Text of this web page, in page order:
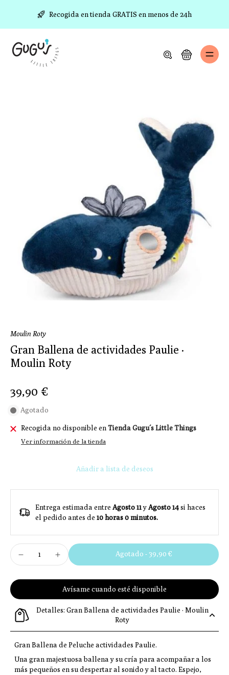
Recogida en tienda GRATIS en menos de 24h
Moulin Roty
Gran Ballena de actividades Paulie ·
Moulin Roty
39,90 €
Agotado
Recogida no disponible en Tienda Gugu´s Little Things
Ver información de la tienda
Añadir a lista de deseos
Entrega estimada entre Agosto 11yAgosto 14si haces
el pedido antes de 10 horas 0 minutos.
Agotado -39,90 €
Avísame cuando esté disponible
Detalles: Gran Ballena de actividades Paulie · Moulin
Roty
Gran Ballena de Peluche actividades Paulie.
Una gran majestuosa ballena y su cría para acompañar a los
más pequeños en su despertar al sonido y al tacto. Espejo,